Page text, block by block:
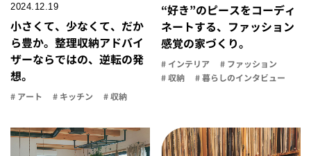
2024.12.19
小さくて、少なくて、だか
ら豊か。整理収納アドバイ
ザーならではの、逆転の発
想。
# アート # キッチン # 収納
“好き”のピースをコーディ
ネートする、ファッション
感覚の家づくり。
# インテリア
# ファッション
# 収納
# 暮らしのインタビュー